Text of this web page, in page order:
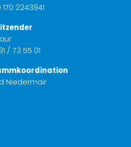
2243941
/ 73 55 01
Niedermair